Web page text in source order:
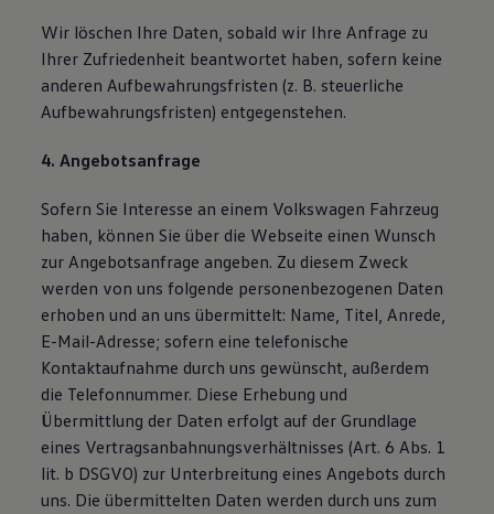
Wir löschen Ihre Daten, sobald wir Ihre Anfrage zu
Ihrer Zufriedenheit beantwortet haben, sofern keine
anderen Aufbewahrungsfristen (z. B. steuerliche
Aufbewahrungsfristen) entgegenstehen.
4. Angebotsanfrage
Sofern Sie Interesse an einem Volkswagen Fahrzeug
haben, können Sie über die Webseite einen Wunsch
zur Angebotsanfrage angeben. Zu diesem Zweck
werden von uns folgende personenbezogenen Daten
erhoben und an uns übermittelt: Name, Titel, Anrede,
E-Mail-Adresse; sofern eine telefonische
Kontaktaufnahme durch uns gewünscht, außerdem
die Telefonnummer. Diese Erhebung und
Übermittlung der Daten erfolgt auf der Grundlage
eines Vertragsanbahnungsverhältnisses (Art. 6 Abs. 1
lit. b DSGVO) zur Unterbreitung eines Angebots durch
uns. Die übermittelten Daten werden durch uns zum